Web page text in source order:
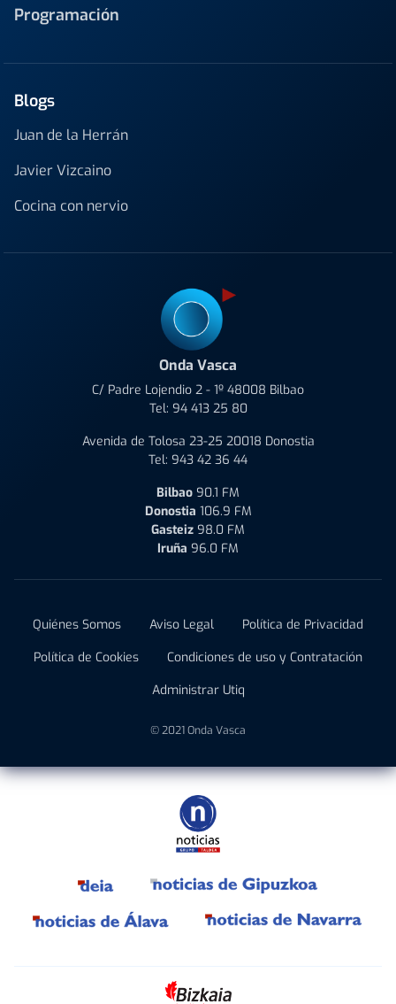
Programación
Blogs
Juan de la Herrán
Javier Vizcaino
Cocina con nervio
Onda Vasca
C/ Padre Lojendio 2 - 1º 48008 Bilbao
Tel: 94 413 25 80
Avenida de Tolosa 23-25 20018 Donostia
Tel: 943 42 36 44
Bilbao 90.1 FM
Donostia 106.9 FM
Gasteiz 98.0 FM
Iruña 96.0 FM
Quiénes Somos Aviso Legal
Política de Privacidad
Política de Cookies
Condiciones de uso y Contratación
Administrar Utiq
© 2021 Onda Vasca